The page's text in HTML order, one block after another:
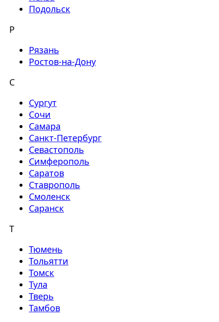
Подольск
Р
Рязань
Ростов-на-Дону
С
Сургут
Сочи
Самара
Санкт-Петербург
Севастополь
Симферополь
Саратов
Ставрополь
Смоленск
Саранск
Т
Тюмень
Тольятти
Томск
Тула
Тверь
Тамбов